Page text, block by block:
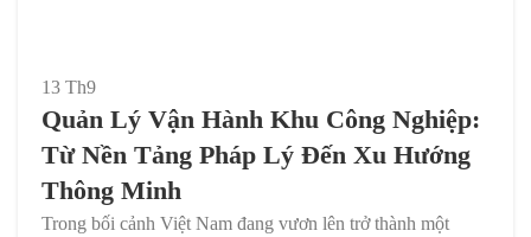
13 Th9
Quản Lý Vận Hành Khu Công Nghiệp:
Từ Nền Tảng Pháp Lý Đến Xu Hướng
Thông Minh
Trong bối cảnh Việt Nam đang vươn lên trở thành một